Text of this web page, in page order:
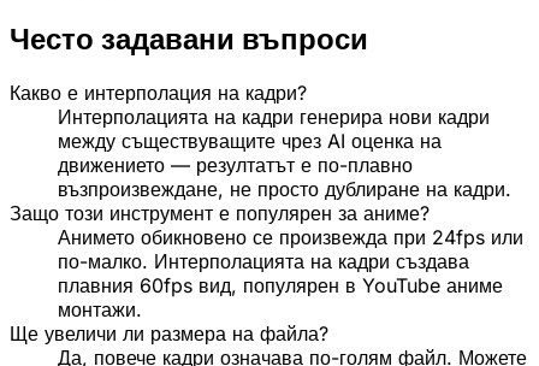
Често задавани въпроси
Какво е интерполация на кадри?
Интерполацията на кадри генерира нови кадри
между съществуващите чрез AI оценка на
движението — резултатът е по-плавно
възпроизвеждане, не просто дублиране на кадри.
Защо този инструмент е популярен за аниме?
Анимето обикновено се произвежда при 24fps или
по-малко. Интерполацията на кадри създава
плавния 60fps вид, популярен в YouTube аниме
монтажи.
Ще увеличи ли размера на файла?
Да, повече кадри означава по-голям файл. Можете